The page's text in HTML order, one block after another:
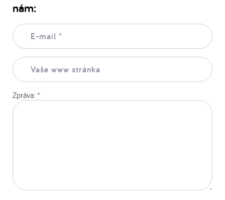
nám:
E-
mail:
Vaše
www
stránka:
Zpráva: *